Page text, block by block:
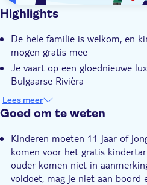
Highlights
De hele familie is welkom, en
mogen gratis mee
Je vaart op een gloednieuwe
Bulgaarse Rivièra
Een vers bereide lunch met
inbegrepen
gewoon op je eigen manier te
Je gidsen zijn ervaren
te allen tijde in veilige handen
Lees meer
Goed om te weten
Kinderen moeten 11 jaar of
komen voor het gratis
ouder komen niet in
voldoet, mag je niet aan boord